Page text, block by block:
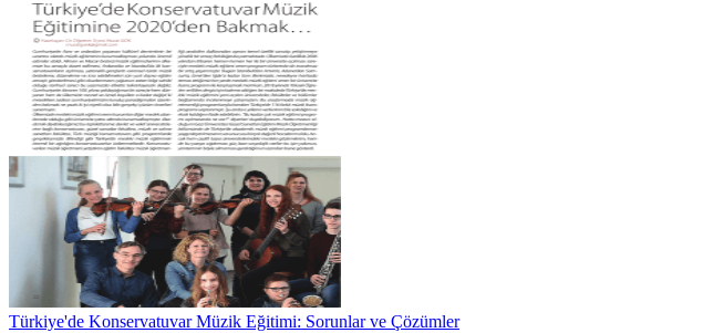
Türkiye'de Konservatuvar Müzik Eğitimi: Sorunlar ve Çözümler